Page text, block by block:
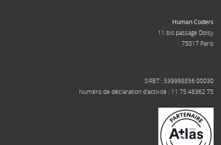
Human Coders
11 bis passage Doisy
75017 Paris
SIRET : 539998856 00030
Numéro de déclaration d'activité : 11 75 48362 75